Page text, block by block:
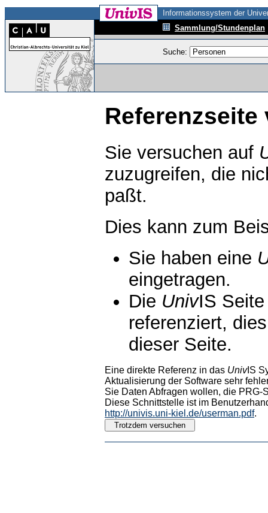
Informationssystem der
Sammlung/Stundenplan
Suche:
Referenzseite
Sie versuchen auf
zuzugreifen, die
paßt.
Dies kann zum
Sie haben eine
eingetragen.
Die UnivIS
referenziert,
dieser Seite.
Eine direkte Referenz in das UnivIS
Aktualisierung der Software sehr
Sie Daten Abfragen wollen, die PRG-
Diese Schnittstelle ist im
http://univis.uni-kiel.de/userman.pdf.